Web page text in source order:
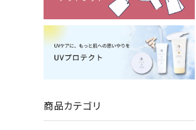
商品カテゴリ